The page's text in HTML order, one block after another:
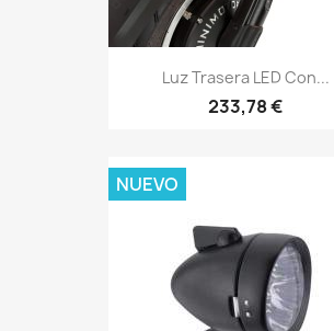
Luz Trasera LED Con...
233,78 €
NUEVO